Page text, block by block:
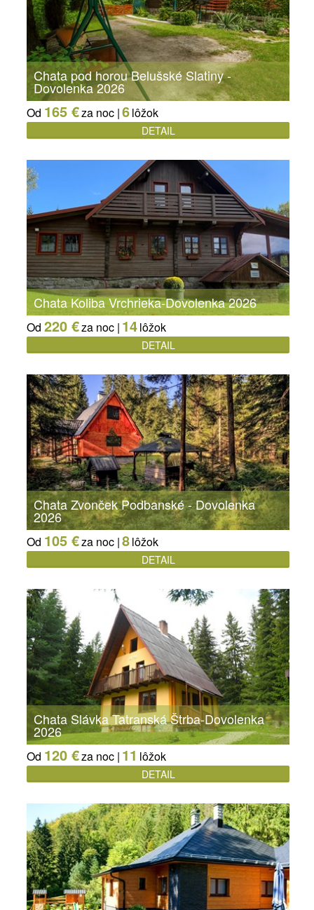
Chata pod horou Belušské Slatiny -
Dovolenka 2026
Od 165 €za noc |6lôžok
DETAIL
Chata Koliba Vrchrieka-Dovolenka 2026
Od 220 €za noc | 14lôžok
DETAIL
Chata Zvonček Podbanské - Dovolenka
2026
Od 105 €za noc |8lôžok
DETAIL
Chata Slávka Tatranská Štrba-Dovolenka
2026
Od 120 €za noc | 11 lôžok
DETAIL